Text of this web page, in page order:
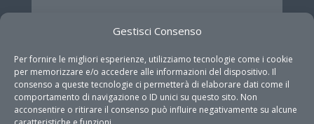
Gestisci Consenso
Per fornire le migliori esperienze, utilizziamo tecnologie come i cookie
per memorizzare e/o accedere alle informazioni del dispositivo. Il
consenso a queste tecnologie ci permetterà di elaborare dati come il
comportamento di navigazione o ID unici su questo sito. Non
acconsentire o ritirare il consenso può influire negativamente su alcune